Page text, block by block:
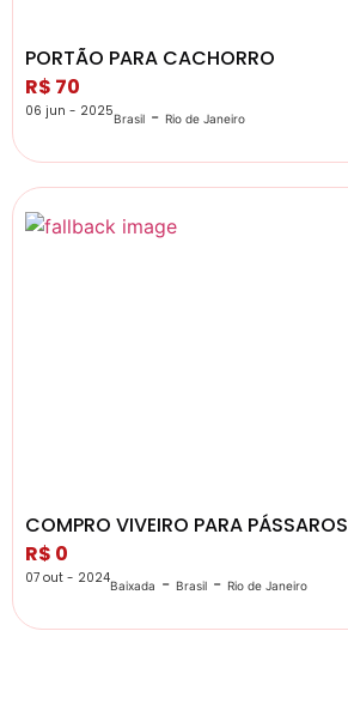
PORTÃO PARA CACHORRO
R$ 70
06 jun - 2025Brasil - Rio de Janeiro
COMPRO VIVEIRO PARA PÁSSAROS
R$ 0
07 out - 2024Baixada - Brasil - Rio de Janeiro